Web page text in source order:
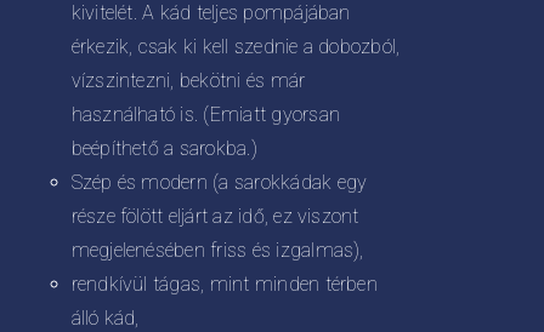
kivitelét. A kád teljes pompájában
érkezik, csak ki kell szednie a dobozból,
vízszintezni, bekötni és már
használható is. (Emiatt gyorsan
beépíthető a sarokba.)
Szép és modern (a sarokkádak egy
része fölött eljárt az idő, ez viszont
megjelenésében friss és izgalmas),
rendkívül tágas, mint minden térben
álló kád,